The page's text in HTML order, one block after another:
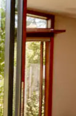
ან